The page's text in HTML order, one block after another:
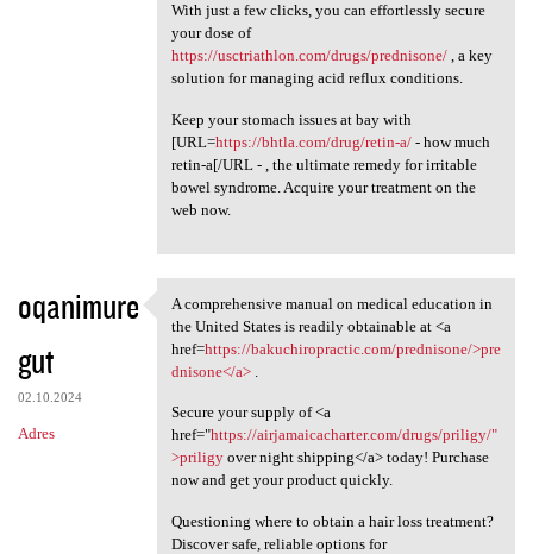
With just a few clicks, you can effortlessly secure
your dose of
https://usctriathlon.com/drugs/prednisone/, a key
solution for managing acid reflux conditions.
Keep your stomach issues at bay with
[URL=https://bhtla.com/drug/retin-a/- how much
retin-a[/URL - , the ultimate remedy for irritable
bowel syndrome. Acquire your treatment on the
web now.
oqanimure
gut
02.10.2024
Adres
A comprehensive manual on
A comprehensive manual on medical education in
the United States is readily obtainable at <a
href=https://bakuchiropractic.com/prednisone/>pre
dnisone</a>.
Secure your supply of <a
href="https://airjamaicacharter.com/drugs/priligy/"
>priligyover night shipping</a> today! Purchase
now and get your product quickly.
Questioning where to obtain a hair loss treatment?
Discover safe, reliable options for